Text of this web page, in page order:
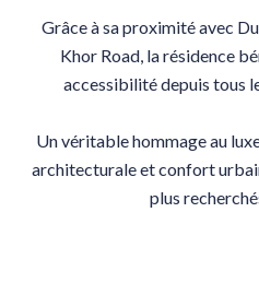
Grâce à sa proximité avec
Khor Road, la résidence
accessibilité depuis tous
Un véritable hommage au
architecturale et confort
plus